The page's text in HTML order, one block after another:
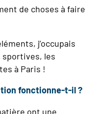
de choses à faire
j’occupais
sportives, les
à Paris !
fonctionne-t-il ?
ont une